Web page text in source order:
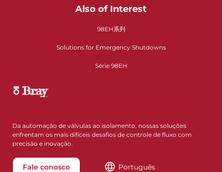
Also of Interest
98EH系列
Solutions for Emergency Shutdowns
Série 98EH
Da automação de válvulas ao isolamento, nossas soluções
enfrentam os mais difíceis desafios de controle de fluxo com
precisão e inovação.
Fale conosco Português